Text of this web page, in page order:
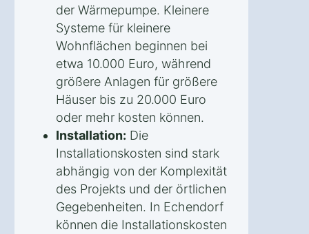
der Wärmepumpe. Kleinere
Systeme für kleinere
Wohnflächen beginnen bei
etwa 10.000 Euro, während
größere Anlagen für größere
Häuser bis zu 20.000 Euro
oder mehr kosten können.
Installation: Die
Installationskosten sind stark
abhängig von der Komplexität
des Projekts und der örtlichen
Gegebenheiten. In Echendorf
können die Installationskosten